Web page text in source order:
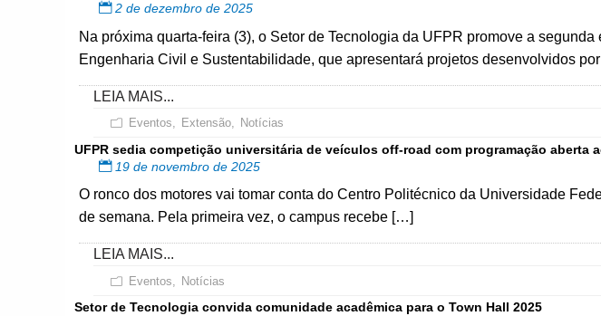
2 de dezembro de 2025
Na próxima quarta-feira (3), o Setor de Tecnologia da UFPR promove a
Engenharia Civil e Sustentabilidade, que apresentará projetos desenvolvidos
LEIA MAIS...
Eventos, Extensão, Notícias
UFPR sedia competição universitária de veículos off-road com programação aberta
19 de novembro de 2025
O ronco dos motores vai tomar conta do Centro Politécnico da Universidade
de semana. Pela primeira vez, o campus recebe […]
LEIA MAIS...
Eventos Notícias
Setor de Tecnologia convida comunidade acadêmica para o Town Hall 2025